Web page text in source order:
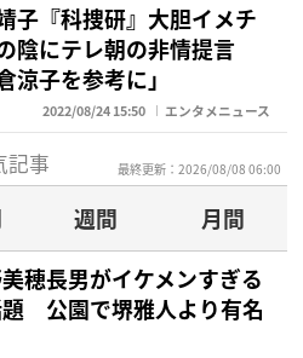
子『科捜研』大胆イメチ
陰にテレ朝の非情提言
涼子を参考に」
2022/08/24 15:50 エンタメニュース
記事 最終更新：2026/08/08 06:00
週間
月間
穂長男がイケメンすぎる
題 公園で堺雅人より有名